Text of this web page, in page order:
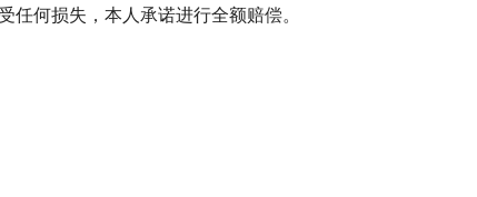
何损失，本人承诺进行全额赔偿。